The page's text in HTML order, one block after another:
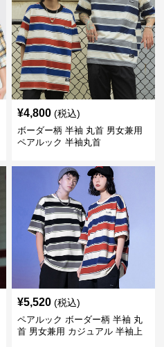
¥4,800 (税込)
ボーダー柄 半袖 丸首 男女兼用
ペアルック 半袖丸首
¥5,520 (税込)
ペアルック ボーダー柄 半袖 丸
首 男女兼用 カジュアル 半袖上